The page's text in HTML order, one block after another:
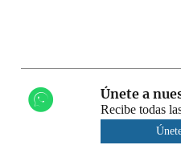
Únete a
Recibe todas